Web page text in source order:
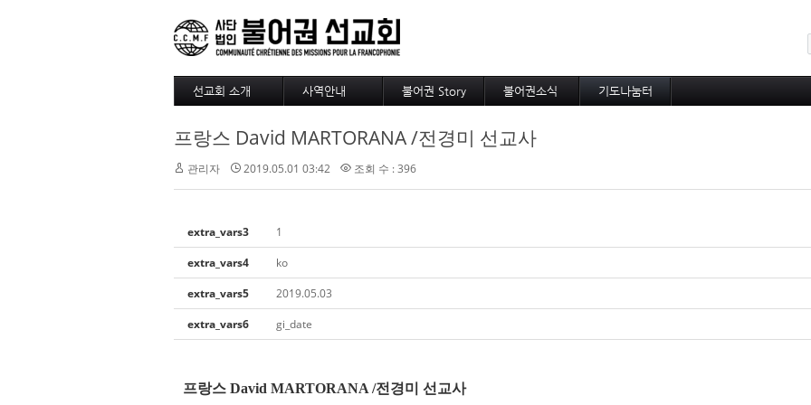
선교회 소개
4대정신
현장
섬기는 사람들
선교사
선교회 후원 계좌
사역안내
훈련
BAM
출판/정기기도
불어권 Story
방주지
공지사항
불어권소식
아프리카소식
기도나눔터
프랑스 David MARTORANA /전경미 선교사
관리자 2019.05.01 03:42 조회 수 : 396
extra_vars3
1
extra_vars4
ko
extra_vars5
2019.05.03
extra_vars6
gi_date
프랑스 David MARTORANA /전경미 선교사